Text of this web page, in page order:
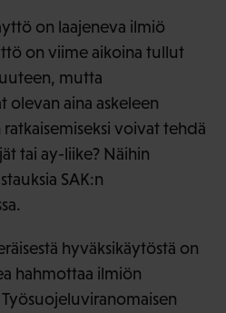
on laajeneva ilmiö
on viime aikoina tullut
mutta
olevan aina askeleen
voivat tehdä
tai ay-liike? Näihin
SAK:n
hyväksikäytöstä on
hahmottaa ilmiön